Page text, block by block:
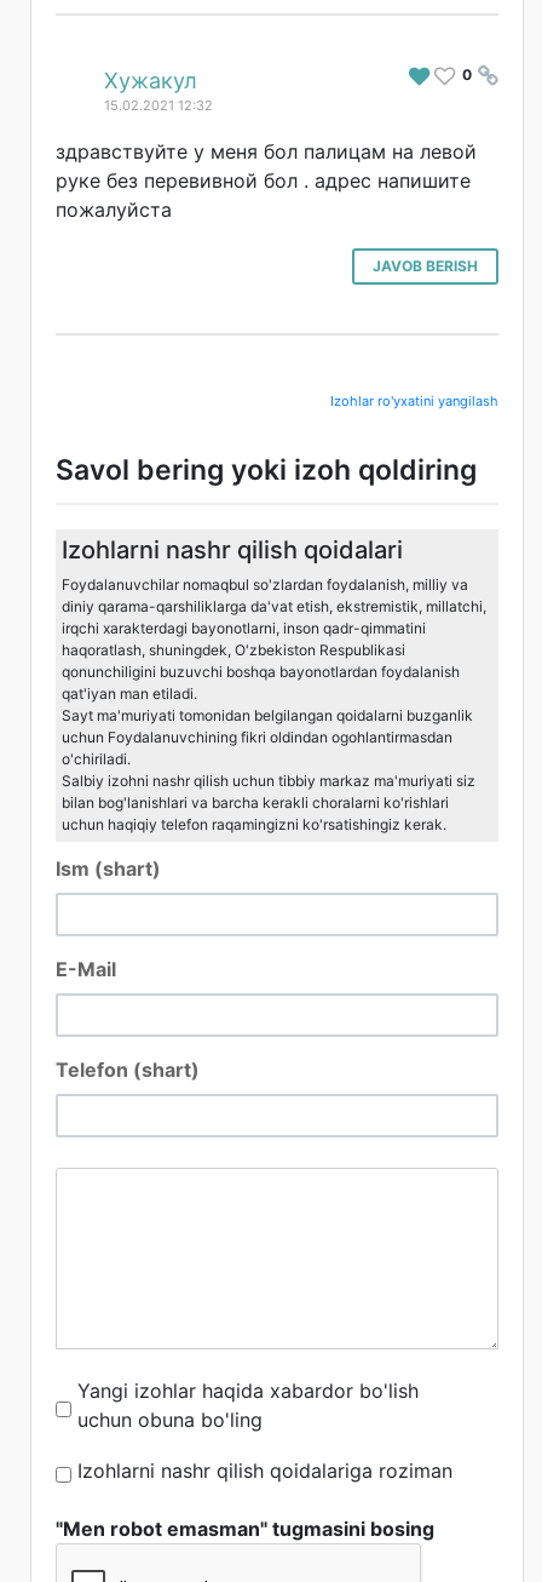
# 0
Хужакул
15.02.2021 12:32
здравствуйте у меня бол палицам на левой
руке без перевивной бол . адрес напишите
пожалуйста
JAVOB BERISH
Izohlar ro'yxatini yangilash
Savol bering yoki izoh qoldiring
Izohlarni nashr qilish qoidalari
Foydalanuvchilar nomaqbul so'zlardan foydalanish, milliy va
diniy qarama-qarshiliklarga da'vat etish, ekstremistik, millatchi,
irqchi xarakterdagi bayonotlarni, inson qadr-qimmatini
haqoratlash, shuningdek, O'zbekiston Respublikasi
qonunchiligini buzuvchi boshqa bayonotlardan foydalanish
qat'iyan man etiladi.
Sayt ma'muriyati tomonidan belgilangan qoidalarni buzganlik
uchun Foydalanuvchining fikri oldindan ogohlantirmasdan
o'chiriladi.
Salbiy izohni nashr qilish uchun tibbiy markaz ma'muriyati siz
bilan bog'lanishlari va barcha kerakli choralarni ko'rishlari
uchun haqiqiy telefon raqamingizni ko'rsatishingiz kerak.
Ism (shart)
E-Mail
Telefon (shart)
Yangi izohlar haqida xabardor bo'lish
uchun obuna bo'ling
Izohlarni nashr qilish qoidalariga roziman
"Men robot emasman" tugmasini bosing